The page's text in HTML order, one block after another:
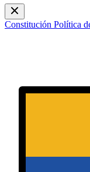
Constitución Política